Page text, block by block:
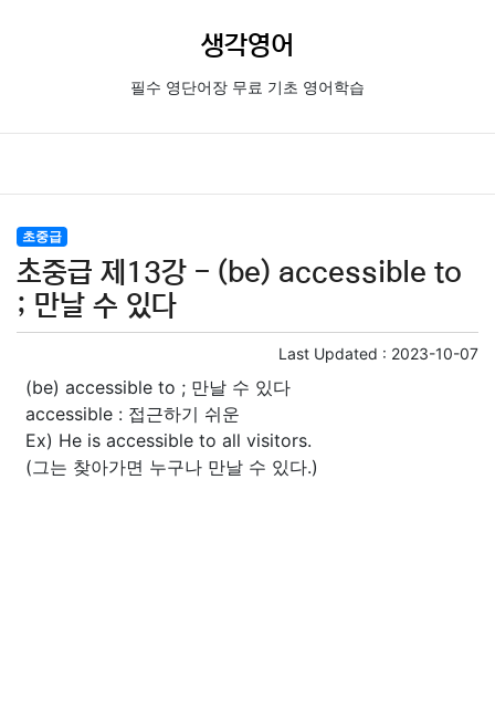
생각영어
필수 영단어장 무료 기초 영어학습
초중급
초중급 제13강 - (be) accessible to
; 만날 수 있다
Last Updated : 2023-10-07
(be) accessible to ; 만날 수 있다
accessible : 접근하기 쉬운
Ex) He is accessible to all visitors.
(그는 찾아가면 누구나 만날 수 있다.)